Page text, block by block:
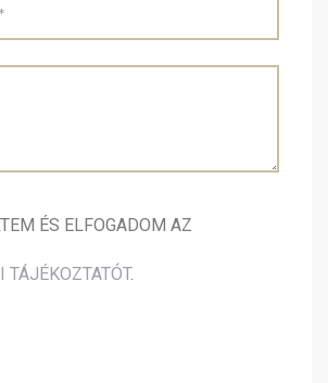
ÉS ELFOGADOM AZ
TÁJÉKOZTATÓT.